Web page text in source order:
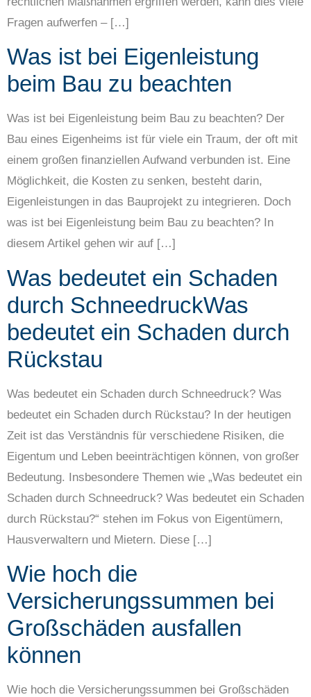
Fragen aufwerfen – […]
Was ist bei Eigenleistung
beim Bau zu beachten
Was ist bei Eigenleistung beim Bau zu beachten? Der
Bau eines Eigenheims ist für viele ein Traum, der oft mit
einem großen finanziellen Aufwand verbunden ist. Eine
Möglichkeit, die Kosten zu senken, besteht darin,
Eigenleistungen in das Bauprojekt zu integrieren. Doch
was ist bei Eigenleistung beim Bau zu beachten? In
diesem Artikel gehen wir auf […]
Was bedeutet ein Schaden
durch SchneedruckWas
bedeutet ein Schaden durch
Rückstau
Was bedeutet ein Schaden durch Schneedruck? Was
bedeutet ein Schaden durch Rückstau? In der heutigen
Zeit ist das Verständnis für verschiedene Risiken, die
Eigentum und Leben beeinträchtigen können, von großer
Bedeutung. Insbesondere Themen wie „Was bedeutet ein
Schaden durch Schneedruck? Was bedeutet ein Schaden
durch Rückstau?“ stehen im Fokus von Eigentümern,
Hausverwaltern und Mietern. Diese […]
Wie hoch die
Versicherungssummen bei
Großschäden ausfallen
können
Wie hoch die Versicherungssummen bei Großschäden